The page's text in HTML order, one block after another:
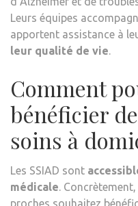
Leurs équipes
apportent assistance à
leur qualité de vie.
Comment
bénéficier
soins à
Les SSIAD sont
médicale.
proches souhaitez